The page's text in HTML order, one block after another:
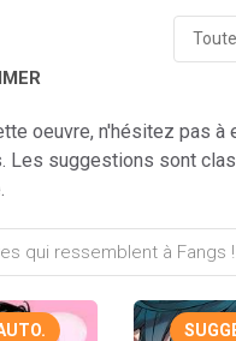
oeuvre, n'hésitez pas
Les suggestions sont